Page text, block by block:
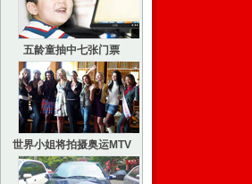
五龄童抽中七张门票
世界小姐将拍摄奥运MTV